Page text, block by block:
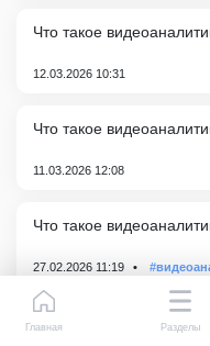
Что такое
12.03.2026 10:31
Что такое
11.03.2026 12:08
Что такое
27.02.2026 11:19
Бездействие ФАС
Главная Разделы